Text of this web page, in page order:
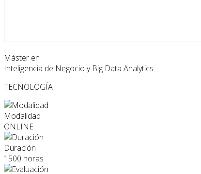
Máster en
Inteligencia de Negocio y Big Data Analytics
TECNOLOGÍA
Modalidad
ONLINE
Duración
1500 horas